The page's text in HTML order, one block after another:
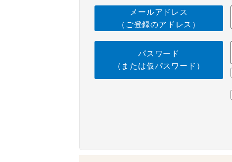
メールアドレス
（ご登録のアドレス）
パスワード
（または仮パスワード）